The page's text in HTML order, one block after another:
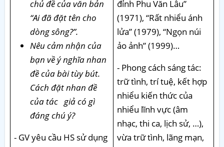
chủ đề của văn bản
“Ai đã đặt tên cho
dòng sông?”.
Nêu cảm nhận của
bạn về ý nghĩa nhan
đề của bài tùy bút.
Cách đặt nhan đề
của tác giả có gì
đáng chú ý?
- GV yêu cầu HS sử dụng
đỉnh Phu Văn Lâu”
(1971), “Rất nhiểu ánh
lửa” (1979), “Ngọn núi
ảo ảnh” (1999)…
- Phong cách sáng tác:
trữ tình, trí tuệ, kết hợp
nhiểu kiến thức của
nhiểu lĩnh vực (âm
nhạc, thi ca, lịch sử, …),
vừa trữ tình, lãng mạn,